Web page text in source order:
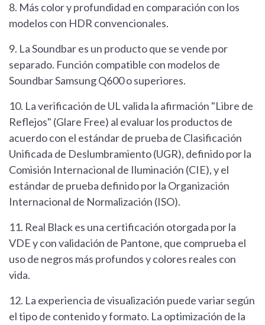
8. Más color y profundidad en comparación con los
modelos con HDR convencionales.
9. La Soundbar es un producto que se vende por
separado. Función compatible con modelos de
Soundbar Samsung Q600 o superiores.
10. La verificación de UL valida la afirmación "Libre de
Reflejos" (Glare Free) al evaluar los productos de
acuerdo con el estándar de prueba de Clasificación
Unificada de Deslumbramiento (UGR), definido por la
Comisión Internacional de Iluminación (CIE), y el
estándar de prueba definido por la Organización
Internacional de Normalización (ISO).
11. Real Black es una certificación otorgada por la
VDE y con validación de Pantone, que comprueba el
uso de negros más profundos y colores reales con
vida.
12. La experiencia de visualización puede variar según
el tipo de contenido y formato. La optimización de la